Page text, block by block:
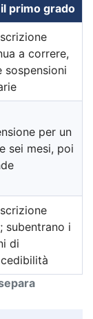
primo grado
a correre,
sospensioni
per un
sei mesi, poi
subentrano i
di